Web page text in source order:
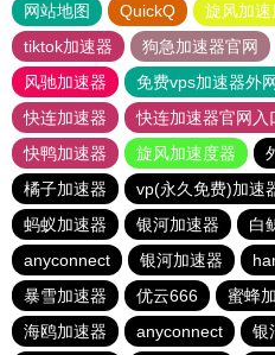
网站地图 QuickQ 旋风加速
tiktok加速器
狗急加速器官网
风驰加速器
免费vps加速器外
快连加速器
快连加速器官网入
快鸭加速器
旋风加速度器
橘子加速器
vp(永久免费)加速
蚂蚁加速器
银河加速器 白
anyconnect
银河加速器
暴雪加速器
优云666 蜜蜂
海鸥加速器
anyconnect 银